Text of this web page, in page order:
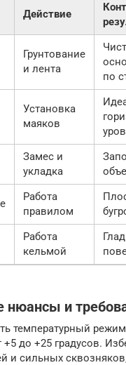
Действие
Грунтование
и лента
по
Установка
маяков
Замес и
укладка
Работа
правилом
Работа
кельмой
нюансы и
температурный
до +25 градусов.
и сильных